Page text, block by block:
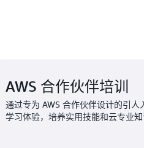
AWS 合作伙伴培训
通过专为 AWS 合作伙伴设计的引人
学习体验，培养实用技能和云专业知